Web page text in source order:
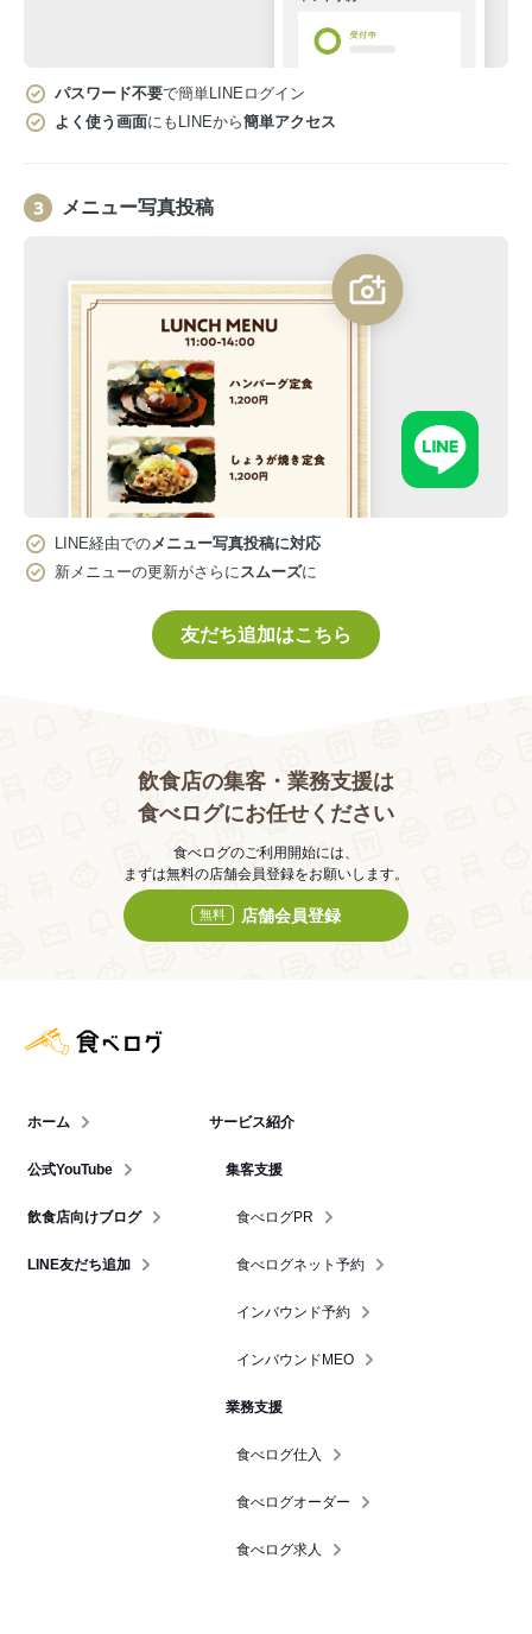
パスワード不要で簡単LINEログイン
よく使う画面にもLINEから簡単アクセス
メニュー写真投稿
LINE経由でのメニュー写真投稿に対応
新メニューの更新がさらにスムーズに
友だち追加はこちら
飲食店の集客・業務支援は
食べログにお任せください
食べログのご利用開始には、
まずは無料の店舗会員登録をお願いします。
無料 店舗会員登録
ホーム
公式YouTube
飲食店向けブログ
LINE友だち追加
サービス紹介
集客支援
食べログPR
食べログネット予約
インバウンド予約
インバウンドMEO
業務支援
食べログ仕入
食べログオーダー
食べログ求人